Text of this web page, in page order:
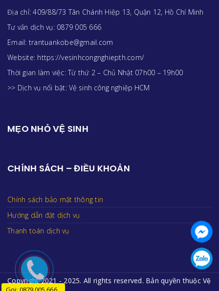
Địa chỉ: 409/88/73 Tân Chánh Hiệp 13, Quận 12, Hồ Chí Minh
Tư vấn dịch vụ: 0879 005 666
Email: trantuankobe@gmail.com
Website: https://vesinhcongnghiepth.com/
Thời gian làm việc: Từ thứ 2 – Chủ Nhật 07h00 – 19h00
>> Dịch vụ nổi bật: Vệ sinh công nghiệp HCM
MẸO NHỎ VỆ SINH
CHÍNH SÁCH – ĐIỀU KHOẢN
Chính sách bảo mật thông tin
Hướng dẫn đặt dịch vụ
Thanh toán dịch vụ
Copyright 2021 - 2025. All rights reserved. Bản quyền thuộc Vệ